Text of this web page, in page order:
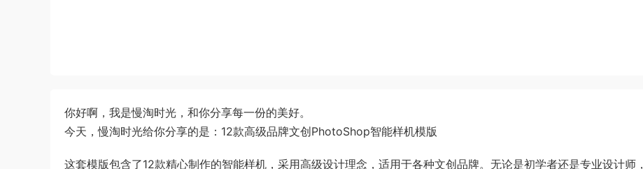
你好啊，我是慢淘时光，和你分享每一份的美好。
今天，慢淘时光给你分享的是：12款高级品牌文创PhotoShop智能样机模版
这套模版包含了12款精心制作的智能样机，采用高级设计理念，适用于各种文创品牌。无论是初学者还是专业设计师，